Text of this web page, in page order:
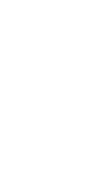
réussite ce soir, à
de Chirivella, dont la
PSG, après un très
les joueurs de Jocelyn
face au FC
pour la suite de
à La Beaujoire ! Les